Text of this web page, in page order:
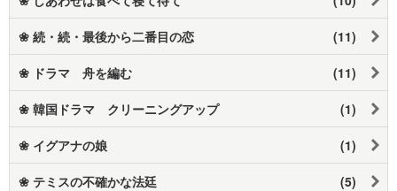
❀ 続・続・最後から二番目の恋 (11)
❀ ドラマ 舟を編む (11)
❀ 韓国ドラマ クリーニングアップ (1)
❀ イグアナの娘 (1)
❀ テミスの不確かな法廷 (5)